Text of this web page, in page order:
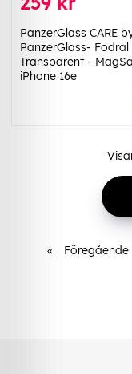
PanzerGlass CARE
PanzerGlass- Fodral
Transparent -
iPhone 16e
« Föregående